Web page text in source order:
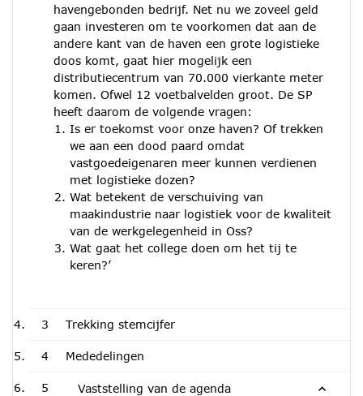
havengebonden bedrijf. Net nu we zoveel geld
gaan investeren om te voorkomen dat aan de
andere kant van de haven een grote logistieke
doos komt, gaat hier mogelijk een
distributiecentrum van 70.000 vierkante meter
komen. Ofwel 12 voetbalvelden groot. De SP
heeft daarom de volgende vragen:
Is er toekomst voor onze haven? Of trekken
we aan een dood paard omdat
vastgoedeigenaren meer kunnen verdienen
met logistieke dozen?
Wat betekent de verschuiving van
maakindustrie naar logistiek voor de kwaliteit
van de werkgelegenheid in Oss?
Wat gaat het college doen om het tij te
keren?’
3 Trekking stemcijfer
4 Mededelingen
5 Vaststelling van de agenda